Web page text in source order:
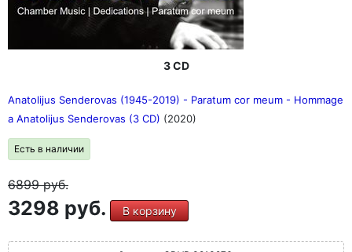
3 CD
Anatolijus Senderovas (1945-2019) - Paratum cor meum - Hommage
a Anatolijus Senderovas (3 CD) (2020)
Есть в наличии
6899руб.
3298 руб. В корзину